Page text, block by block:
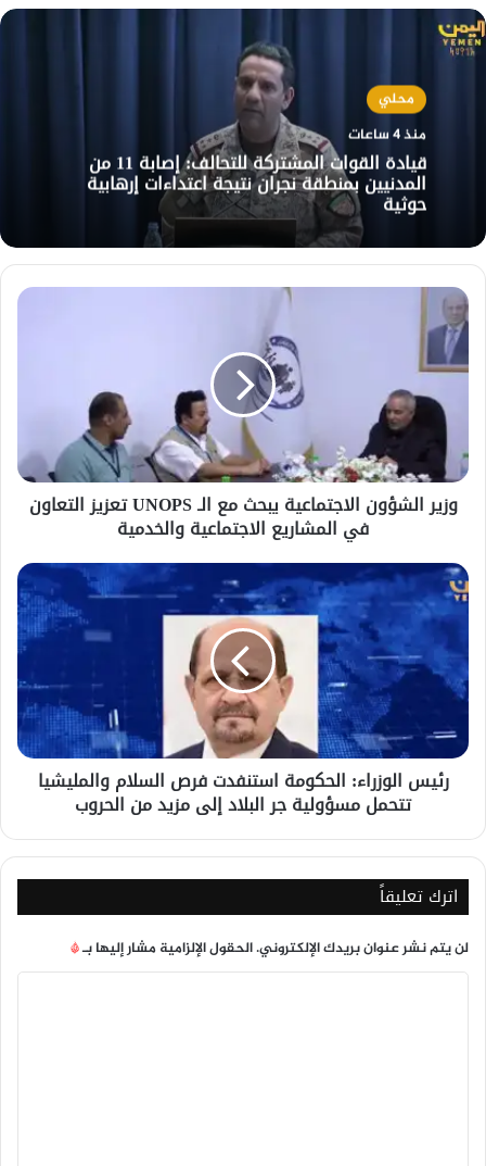
محلي
منذ 4 ساعات
قيادة القوات المشتركة للتحالف: إصابة 11 من
المدنيين بمنطقة نجران نتيجة اعتداءات إرهابية
حوثية
وزير
الشؤون
الاجتماعية
يبحث
UNOPS
تعزيز
التعاون
في
والخدمية
وزير الشؤون الاجتماعية يبحث مع الـ UNOPS تعزيز التعاون
في المشاريع الاجتماعية والخدمية
رئيس
الوزراء:
الحكومة
استنفدت
فرص
السلام
والمليشيا
تتحمل
مسؤولية
مزيد
الحروب
رئيس الوزراء: الحكومة استنفدت فرص السلام والمليشيا
تتحمل مسؤولية جر البلاد إلى مزيد من الحروب
اترك تعليقاً
لن يتم نشر عنوان بريدك الإلكتروني.الحقول الإلزامية مشار إليها بـ*